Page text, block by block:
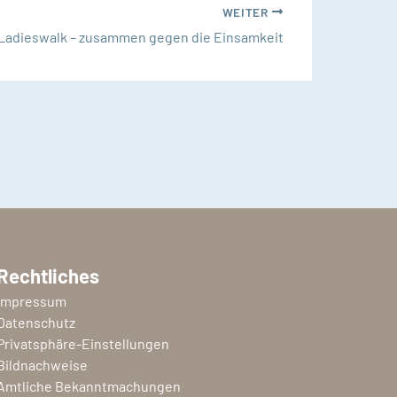
WEITER
– zusammen gegen die Einsamkeit
Einstellungen
Bekanntmachungen